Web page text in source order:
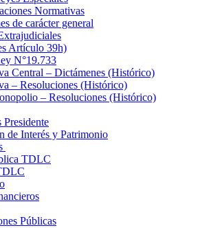
Normativas
de carácter general
Artículo 39h)
N°19.733
Central – Dictámenes (Histórico)
– Resoluciones (Histórico)
– Resoluciones (Histórico)
Presidente
de Interés y Patrimonio
TDLC
Públicas